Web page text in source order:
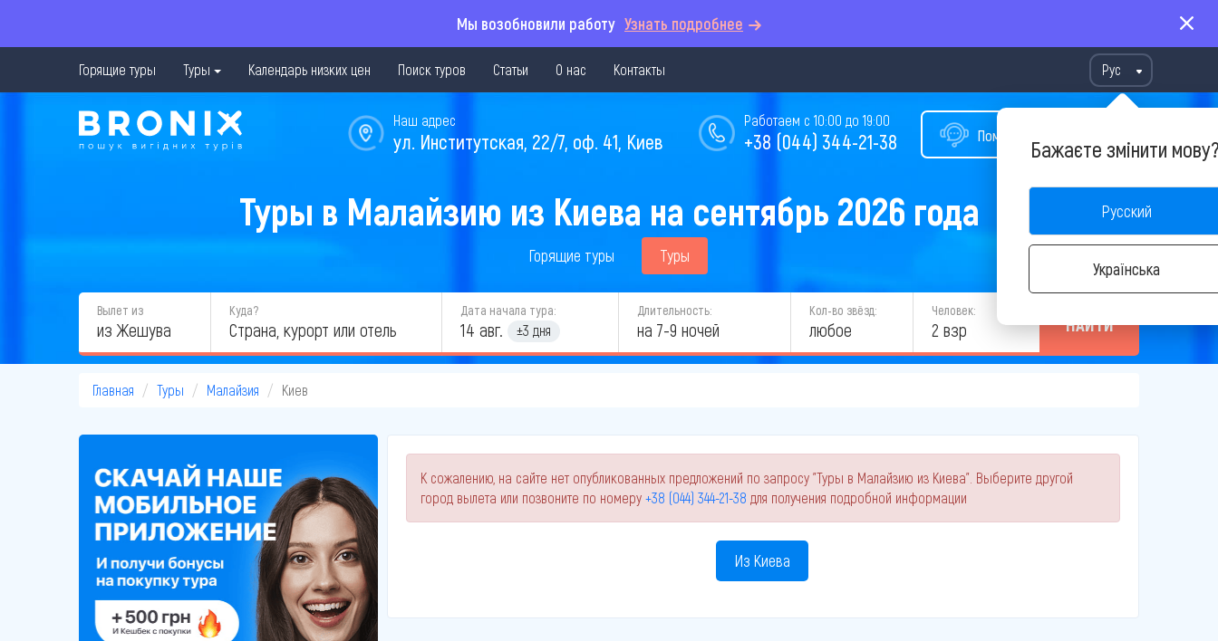
Мы возобновили работу Узнать подробнее
Горящие туры Туры Календарь низких цен Поиск туров Статьи О нас Контакты Рус
Бажаєте змінити
Русский
Українська
Помощь в подборе тура
Работаем с 10:00 до 19:00
+38 (044) 344-21-38
Наш адрес
ул. Институтская, 22/7, оф. 41, Киев
Туры в Малайзию из Киева на сентябрь 2026 года
Горящие туры Туры
Вылет из
из Жешува
Куда? Дата начала тура:
14 авг. ±3 дня
Длительность:
на 7-9 ночей
Кол-во звёзд:
любое
Человек:
2 взр НАЙТИ
Главная Туры Малайзия Киев
К сожалению, на сайте нет опубликованных предложений по запросу "Туры в Малайзию из Киева". Выберите другой
город вылета или позвоните по номеру +38 (044) 344-21-38 для получения подробной информации
Из Киева